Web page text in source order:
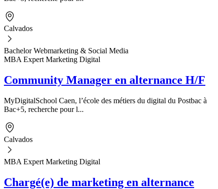
Calvados
Bachelor Webmarketing & Social Media
MBA Expert Marketing Digital
Community Manager en alternance H/F
MyDigitalSchool Caen, l’école des métiers du digital du Postbac à
Bac+5, recherche pour l...
Calvados
MBA Expert Marketing Digital
Chargé(e) de marketing en alternance